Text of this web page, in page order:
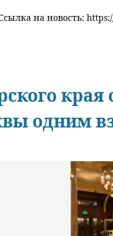
на новость:
края
одним